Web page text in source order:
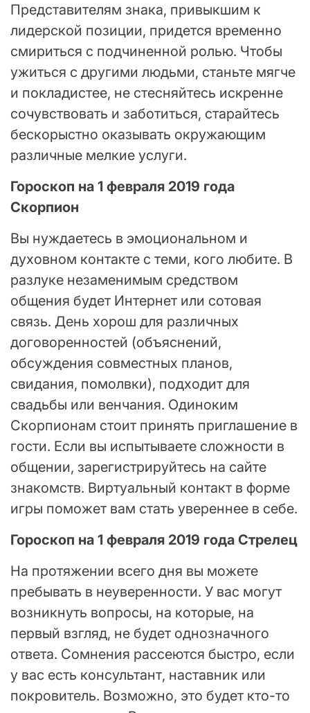
Представителям знака, привыкшим к
лидерской позиции, придется временно
смириться с подчиненной ролью. Чтобы
ужиться с другими людьми, станьте мягче
и покладистее, не стесняйтесь искренне
сочувствовать и заботиться, старайтесь
бескорыстно оказывать окружающим
различные мелкие услуги.
Гороскоп на 1 февраля 2019 года
Скорпион
Вы нуждаетесь в эмоциональном и
духовном контакте с теми, кого любите. В
разлуке незаменимым средством
общения будет Интернет или сотовая
связь. День хорош для различных
договоренностей (объяснений,
обсуждения совместных планов,
свидания, помолвки), подходит для
свадьбы или венчания. Одиноким
Скорпионам стоит принять приглашение в
гости. Если вы испытываете сложности в
общении, зарегистрируйтесь на сайте
знакомств. Виртуальный контакт в форме
игры поможет вам стать увереннее в себе.
Гороскоп на 1 февраля 2019 года Стрелец
На протяжении всего дня вы можете
пребывать в неуверенности. У вас могут
возникнуть вопросы, на которые, на
первый взгляд, не будет однозначного
ответа. Сомнения рассеются быстро, если
у вас есть консультант, наставник или
покровитель. Возможно, это будет кто-то